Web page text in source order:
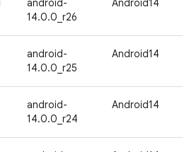
android-
14.0.0_r26
Android14
android-
14.0.0_r25
Android14
android-
14.0.0_r24
Android14